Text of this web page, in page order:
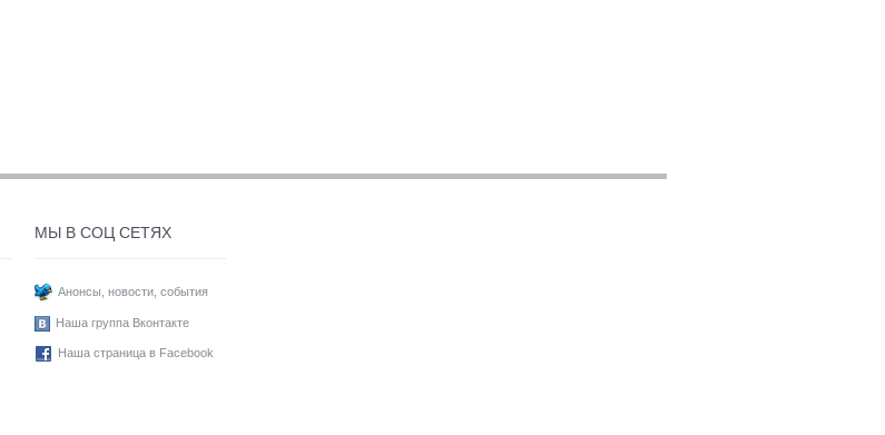
МЫ В СОЦ СЕТЯХ
Анонсы, новости, события
Наша группа Вконтакте
Наша страница в Facebook